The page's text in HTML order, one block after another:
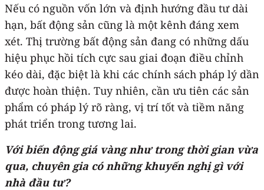
Nếu có nguồn vốn lớn và định hướng đầu tư dài
hạn, bất động sản cũng là một kênh đáng xem
xét. Thị trường bất động sản đang có những dấu
hiệu phục hồi tích cực sau giai đoạn điều chỉnh
kéo dài, đặc biệt là khi các chính sách pháp lý dần
được hoàn thiện. Tuy nhiên, cần ưu tiên các sản
phẩm có pháp lý rõ ràng, vị trí tốt và tiềm năng
phát triển trong tương lai.
Với biến động giá vàng như trong thời gian vừa
qua, chuyên gia có những khuyến nghị gì với
nhà đầu tư?